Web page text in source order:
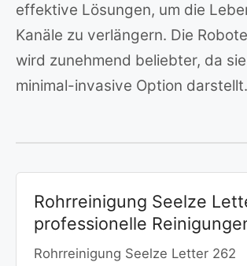
effektive Lösungen, um die
Kanäle zu verlängern. Die
wird zunehmend beliebter, da
minimal-invasive Option darstellt.
Rohrreinigung Seelze
professionelle
Rohrreinigung Seelze Letter 262